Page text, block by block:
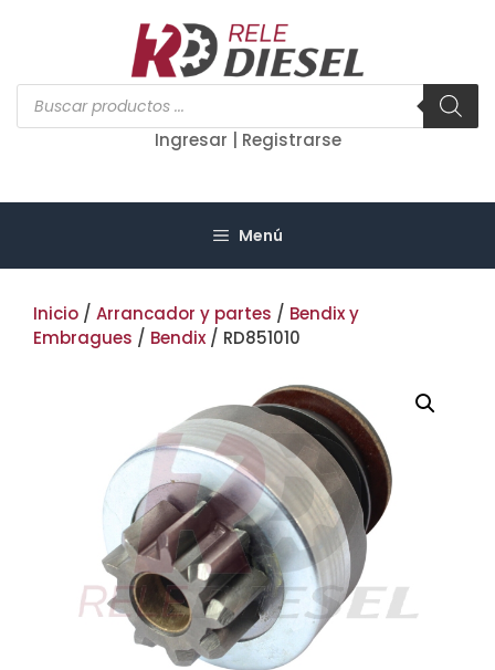
Búsqueda
de
productos
Ingresar | Registrarse
Menú
Inicio / Arrancador y partes / Bendix y
Embragues / Bendix / RD851010